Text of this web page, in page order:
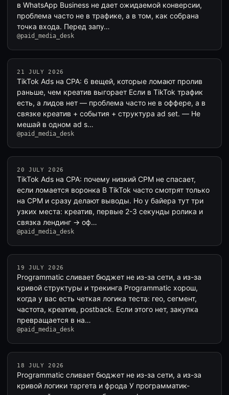
в WhatsApp Business не дает ожидаемой конверсии,
проблема часто не в трафике, а в том, как собрана
точка входа. Перед запу…
@paid_media_desk
21 JULY 2026
TikTok Ads на CPA: 6 вещей, которые ломают пролив
раньше, чем креатив выгорает Если в TikTok трафик
есть, а лидов нет — проблема часто не в оффере, а в
связке креатив + события + структура ad set. — Не
мешай в одном ad s…
@paid_media_desk
20 JULY 2026
TikTok Ads на CPA: почему низкий CPM не спасает,
если ломается воронка В TikTok часто смотрят только
на CPM и сразу делают выводы. Но у байера тут три
узких места: креатив, первые 2-3 секунды ролика и
связка лендинг → оф…
@paid_media_desk
19 JULY 2026
Programmatic сливает бюджет не из-за сети, а из-за
кривой структуры и трекинга Programmatic хорош,
когда у вас есть четкая логика теста: гео, сегмент,
частота, креатив, postback. Если этого нет, закупка
превращается в на…
@paid_media_desk
18 JULY 2026
Programmatic сливает бюджет не из-за сети, а из-за
кривой логики таргета и фрода У программатик-